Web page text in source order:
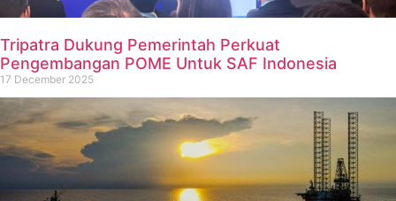
Tripatra Dukung Pemerintah Perkuat
Pengembangan POME Untuk SAF Indonesia
17 December 2025